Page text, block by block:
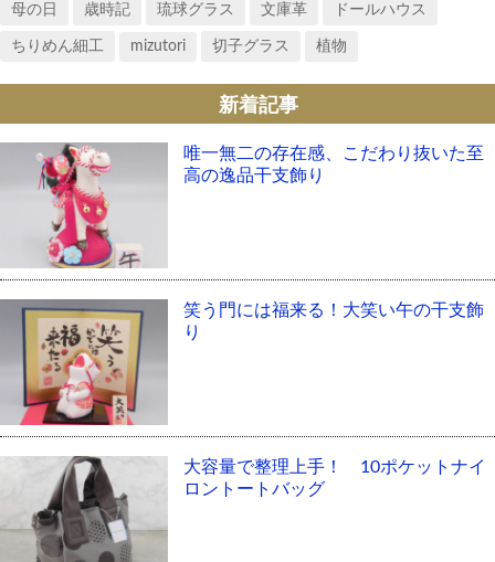
母の日 歳時記 琉球グラス 文庫革 ドールハウス
ちりめん細工 mizutori 切子グラス 植物
新着記事
唯一無二の存在感、こだわり抜いた至
高の逸品干支飾り
笑う門には福来る！大笑い午の干支飾
り
大容量で整理上手！ 10ポケットナイ
ロントートバッグ